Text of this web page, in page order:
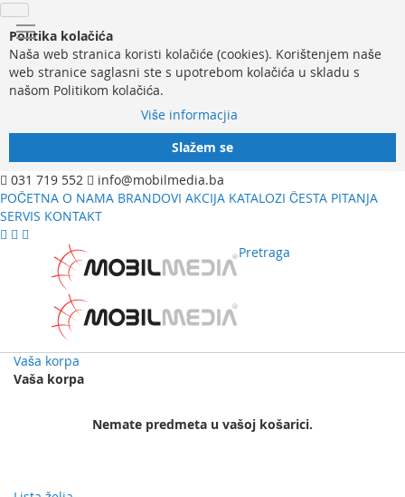
Politika kolačića
Naša web stranica koristi kolačiće (cookies). Korištenjem naše
web stranice saglasni ste s upotrebom kolačića u skladu s
našom Politikom kolačića.
Više informacjia
Slažem se
031 719 552
info@mobilmedia.ba
POČETNA O NAMA BRANDOVI AKCIJA KATALOZI ČESTA PITANJA
SERVIS KONTAKT
Pretraga
Vaša korpa
Vaša korpa
Nemate predmeta u vašoj košarici.